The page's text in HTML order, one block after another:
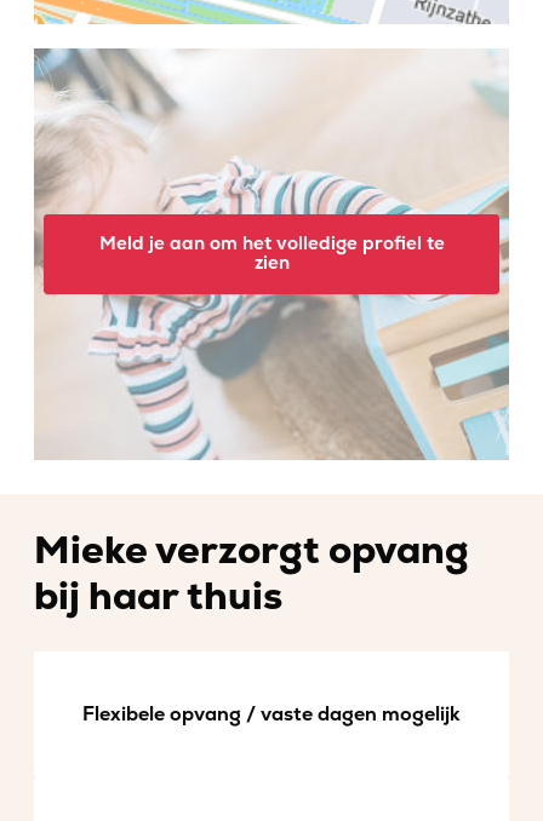
Meld je aan om het volledige profiel te
zien
Mieke verzorgt opvang
bij haar thuis
Flexibele opvang / vaste dagen mogelijk